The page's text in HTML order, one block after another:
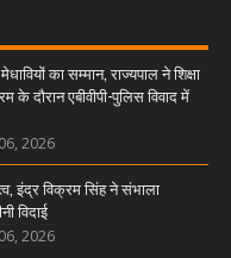
का सम्मान, राज्यपाल ने शिक्षा
के दौरान एबीवीपी-पुलिस विवाद में
2026
इंद्र विक्रम सिंह ने संभाला
विदाई
2026